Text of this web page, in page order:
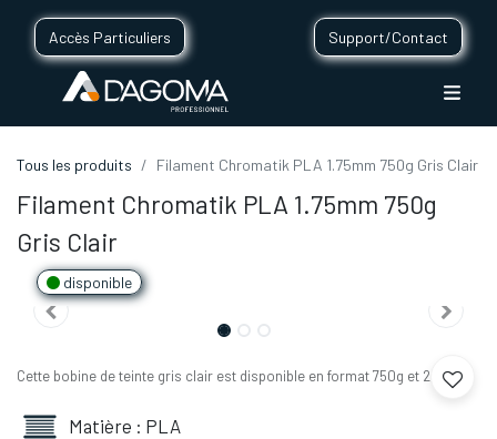
Accès Particuliers Support/Contact
Tous les produits Filament Chromatik PLA 1.75mm 750g Gris Clair
Filament Chromatik PLA 1.75mm 750g
Gris Clair
disponible
Cette bobine de teinte gris clair est disponible en format 750g et 2,2 kg.
Matière : PLA